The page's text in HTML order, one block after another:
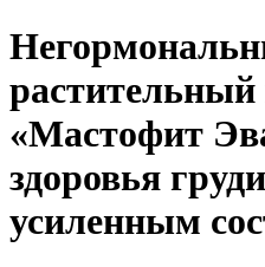
растительный
«Мастофит
здоровья
усиленным